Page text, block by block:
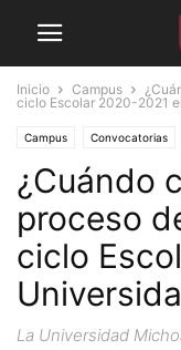
Inicio Campus
ciclo Escolar 2020-2021
Campus Convocatorias
¿Cuándo
proceso
ciclo
La Universidad